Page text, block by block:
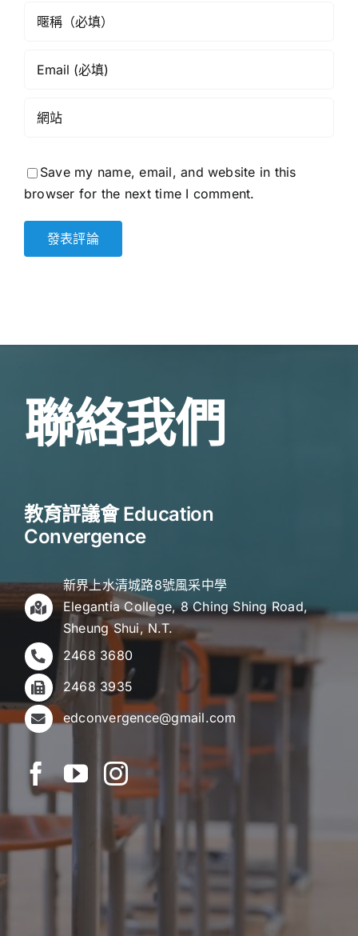
Save my name, email, and website in this
browser for the next time I comment.
聯絡我們
教育評議會 Education
Convergence
新界上水清城路8號風采中學
Elegantia College, 8 Ching Shing Road,
Sheung Shui, N.T.
2468 3680
2468 3935
edconvergence@gmail.com